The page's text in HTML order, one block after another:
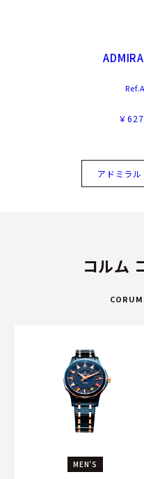
￥
アドミラ
コルム
MEN'S